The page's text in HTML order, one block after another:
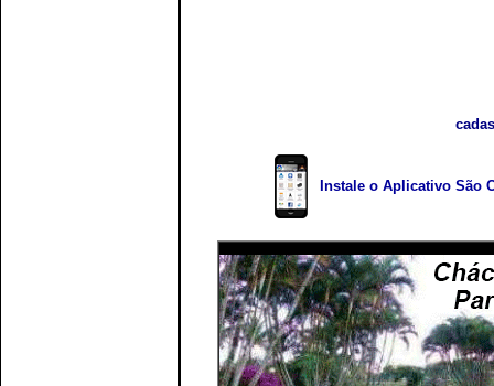
Instale o Aplicativo São